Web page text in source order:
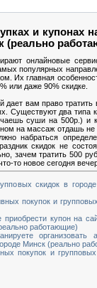
и купонах
(реально
онлайновые
популярных
Их главная
или даже 90% скидке.
вам право тратить
Существуют два типа
суши на 500р.) и
на массаж отдашь не
набраться
скидок не
зачем тратить 500
то новое сегодня
скидок в
покупок и
купон на
работающие)
организовать
Минск (реально
покупок и